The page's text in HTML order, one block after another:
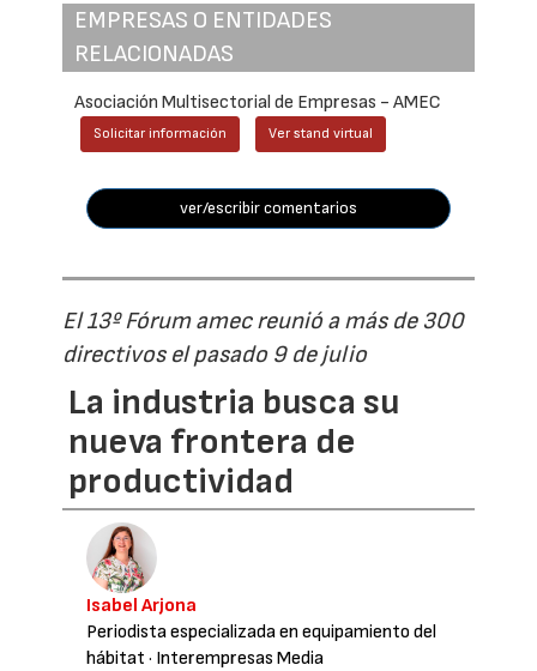
EMPRESAS O ENTIDADES
RELACIONADAS
Asociación Multisectorial de Empresas - AMEC
Solicitar información Ver stand virtual
ver/escribir comentarios
El 13º Fórum amec reunió a más de 300
directivos el pasado 9 de julio
La industria busca su
nueva frontera de
productividad
Isabel Arjona
Periodista especializada en equipamiento del
hábitat · Interempresas Media